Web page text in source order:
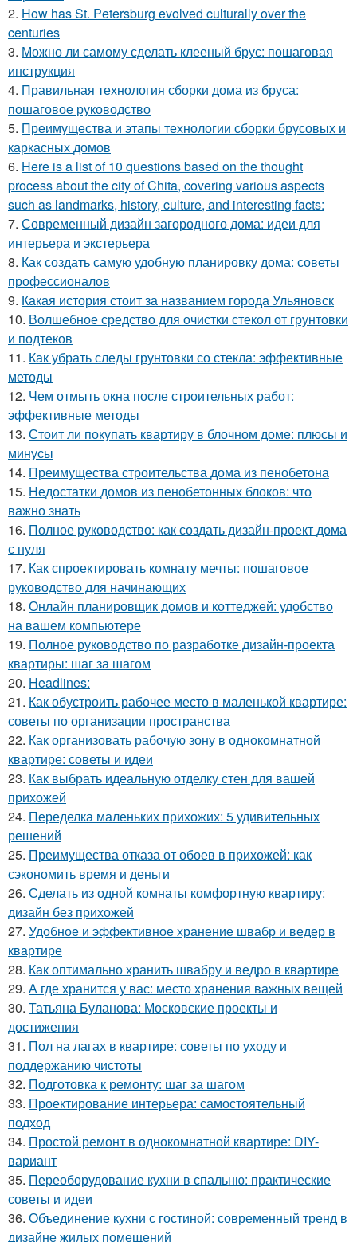
2. How has St. Petersburg evolved culturally over the
centuries
3. Можно ли самому сделать клееный брус: пошаговая
инструкция
4. Правильная технология сборки дома из бруса:
пошаговое руководство
5. Преимущества и этапы технологии сборки брусовых и
каркасных домов
6. Here is a list of 10 questions based on the thought
process about the city of Chita, covering various aspects
such as landmarks, history, culture, and interesting facts:
7. Современный дизайн загородного дома: идеи для
интерьера и экстерьера
8. Как создать самую удобную планировку дома: советы
профессионалов
9. Какая история стоит за названием города Ульяновск
10. Волшебное средство для очистки стекол от грунтовки
и подтеков
11. Как убрать следы грунтовки со стекла: эффективные
методы
12. Чем отмыть окна после строительных работ:
эффективные методы
13. Стоит ли покупать квартиру в блочном доме: плюсы и
минусы
14. Преимущества строительства дома из пенобетона
15. Недостатки домов из пенобетонных блоков: что
важно знать
16. Полное руководство: как создать дизайн-проект дома
с нуля
17. Как спроектировать комнату мечты: пошаговое
руководство для начинающих
18. Онлайн планировщик домов и коттеджей: удобство
на вашем компьютере
19. Полное руководство по разработке дизайн-проекта
квартиры: шаг за шагом
20. Headlines:
21. Как обустроить рабочее место в маленькой квартире:
советы по организации пространства
22. Как организовать рабочую зону в однокомнатной
квартире: советы и идеи
23. Как выбрать идеальную отделку стен для вашей
прихожей
24. Переделка маленьких прихожих: 5 удивительных
решений
25. Преимущества отказа от обоев в прихожей: как
сэкономить время и деньги
26. Сделать из одной комнаты комфортную квартиру:
дизайн без прихожей
27. Удобное и эффективное хранение швабр и ведер в
квартире
28. Как оптимально хранить швабру и ведро в квартире
29. А где хранится у вас: место хранения важных вещей
30. Татьяна Буланова: Московские проекты и
достижения
31. Пол на лагах в квартире: советы по уходу и
поддержанию чистоты
32. Подготовка к ремонту: шаг за шагом
33. Проектирование интерьера: самостоятельный
подход
34. Простой ремонт в однокомнатной квартире: DIY-
вариант
35. Переоборудование кухни в спальню: практические
советы и идеи
36. Объединение кухни с гостиной: современный тренд в
дизайне жилых помещений